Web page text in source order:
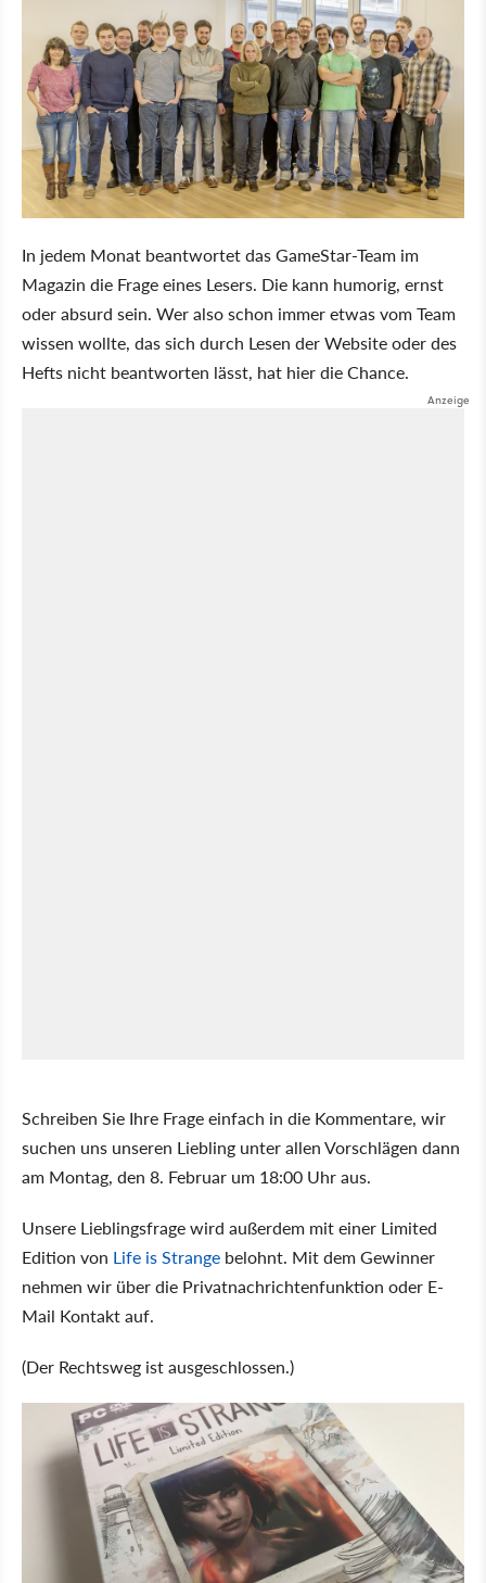
In jedem Monat beantwortet das GameStar-Team im
Magazin die Frage eines Lesers. Die kann humorig, ernst
oder absurd sein. Wer also schon immer etwas vom Team
wissen wollte, das sich durch Lesen der Website oder des
Hefts nicht beantworten lässt, hat hier die Chance.
Schreiben Sie Ihre Frage einfach in die Kommentare, wir
suchen uns unseren Liebling unter allen Vorschlägen dann
am Montag, den 8. Februar um 18:00 Uhr aus.
Unsere Lieblingsfrage wird außerdem mit einer Limited
Edition von Life is Strange belohnt. Mit dem Gewinner
nehmen wir über die Privatnachrichtenfunktion oder E-
Mail Kontakt auf.
(Der Rechtsweg ist ausgeschlossen.)